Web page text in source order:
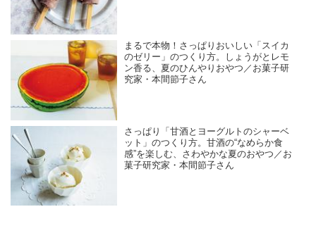
まるで本物！さっぱりおいしい「スイカ
のゼリー」のつくり方。しょうがとレモ
ン香る、夏のひんやりおやつ／お菓子研
究家・本間節子さん
さっぱり「甘酒とヨーグルトのシャーベ
ット」のつくり方。甘酒の“なめらか食
感”を楽しむ、さわやかな夏のおやつ／お
菓子研究家・本間節子さん